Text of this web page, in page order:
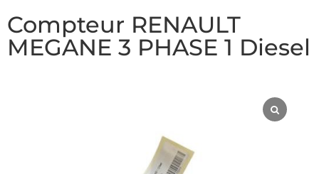
Compteur RENAULT
MEGANE 3 PHASE 1 Diesel